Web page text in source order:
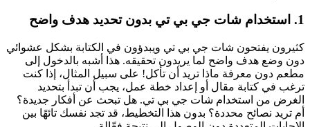
1. استخدام شات جي بي تي بدون تحديد هدف واضح
كثيرون يفتحون شات جي بي تي ويبدؤون في الكتابة بشكل عشوائي
دون وضع هدف واضح لما يريدون تحقيقه. هذا أشبه بالدخول إلى
مطعم دون معرفة ماذا تريد أن تأكل! على سبيل المثال، إذا كنت
ترغب في كتابة مقال أو إعداد خطة عمل، يجب أن تبدأ بتحديد
الغرض من استخدام شات جي بي تي. هل تبحث عن أفكار جديدة؟
أم تريد نصائح محددة؟ بدون هذا التخطيط، قد تجد نفسك تائهًا بين